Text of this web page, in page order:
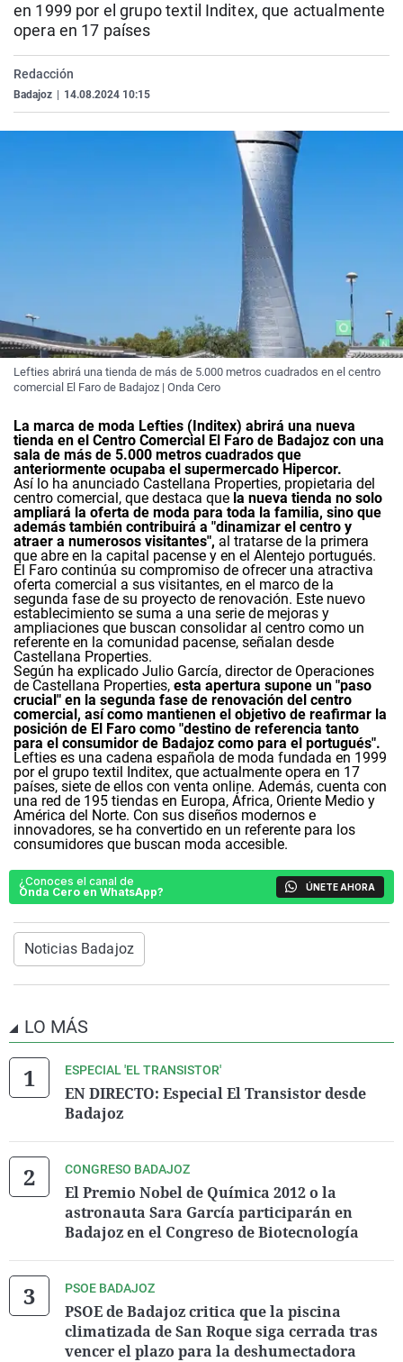
La rosa de los vientos
Caso
Operación Viuda
Extremadura
Navarra
País Vasco
Virales
en 1999 por el grupo textil Inditex, que actualmente
opera en 17 países
Redacción
Badajoz 14.08.2024 10:15
Lefties abrirá una tienda de más de 5.000 metros cuadrados en el centro
comercial El Faro de Badajoz | Onda Cero
La marca de moda Lefties (Inditex) abrirá una nueva
tienda en el Centro Comercial El Faro de Badajoz con una
sala de más de 5.000 metros cuadrados que
anteriormente ocupaba el supermercado Hipercor.
Así lo ha anunciado Castellana Properties, propietaria del
centro comercial, que destaca que la nueva tienda no solo
ampliará la oferta de moda para toda la familia, sino que
además también contribuirá a "dinamizar el centro y
atraer a numerosos visitantes", al tratarse de la primera
que abre en la capital pacense y en el Alentejo portugués.
El Faro continúa su compromiso de ofrecer una atractiva
oferta comercial a sus visitantes, en el marco de la
segunda fase de su proyecto de renovación. Este nuevo
establecimiento se suma a una serie de mejoras y
ampliaciones que buscan consolidar al centro como un
referente en la comunidad pacense, señalan desde
Castellana Properties.
Según ha explicado Julio García, director de Operaciones
de Castellana Properties, esta apertura supone un "paso
crucial" en la segunda fase de renovación del centro
comercial, así como mantienen el objetivo de reafirmar la
posición de El Faro como "destino de referencia tanto
para el consumidor de Badajoz como para el portugués".
Lefties es una cadena española de moda fundada en 1999
por el grupo textil Inditex, que actualmente opera en 17
países, siete de ellos con venta online. Además, cuenta con
una red de 195 tiendas en Europa, África, Oriente Medio y
América del Norte. Con sus diseños modernos e
innovadores, se ha convertido en un referente para los
consumidores que buscan moda accesible.
¿Conoces el canal de
Onda Cero en WhatsApp?
ÚNETE AHORA
Noticias Badajoz
LO MÁS
ESPECIAL 'EL TRANSISTOR'
EN DIRECTO: Especial El Transistor desde
Badajoz
CONGRESO BADAJOZ
El Premio Nobel de Química 2012 o la
astronauta Sara García participarán en
Badajoz en el Congreso de Biotecnología
PSOE BADAJOZ
PSOE de Badajoz critica que la piscina
climatizada de San Roque siga cerrada tras
vencer el plazo para la deshumectadora